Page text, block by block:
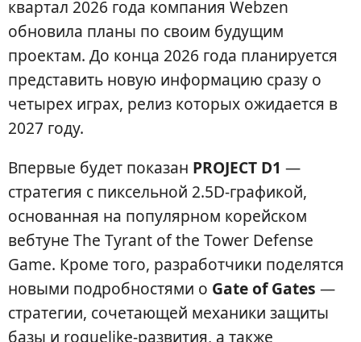
квартал 2026 года компания Webzen
обновила планы по своим будущим
проектам. До конца 2026 года планируется
представить новую информацию сразу о
четырех играх, релиз которых ожидается в
2027 году.
Впервые будет показан PROJECT D1 —
стратегия с пиксельной 2.5D-графикой,
основанная на популярном корейском
вебтуне The Tyrant of the Tower Defense
Game. Кроме того, разработчики поделятся
новыми подробностями о Gate of Gates —
стратегии, сочетающей механики защиты
базы и roguelike-развития, а также